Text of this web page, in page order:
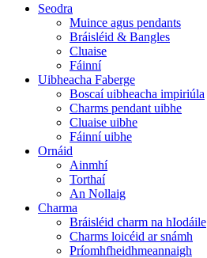
Seodra
Muince agus pendants
Bráisléid & Bangles
Cluaise
Fáinní
Uibheacha Faberge
Boscaí uibheacha impiriúla
Charms pendant uibhe
Cluaise uibhe
Fáinní uibhe
Ornáid
Ainmhí
Torthaí
An Nollaig
Charma
Bráisléid charm na hIodáile
Charms loicéid ar snámh
Príomhfheidhmeannaigh